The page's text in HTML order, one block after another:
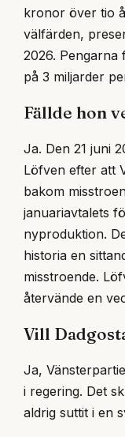
kronor över tio
välfärden,
2026. Pengarna
på 3 miljarder
Fällde hon
Ja. Den 21 juni
Löfven efter att
bakom
januariavtalets
nyproduktion.
historia en
misstroende.
återvände en
Vill
Ja,
i regering. Det
aldrig suttit i en